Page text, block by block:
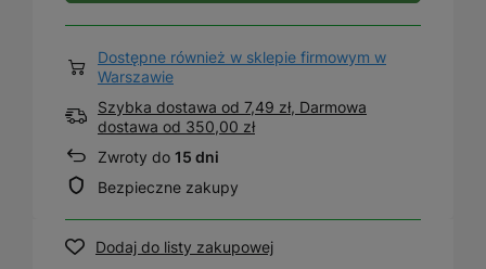
Dostępne również w sklepie firmowym w
Warszawie
Szybka dostawa od 7,49 zł, Darmowa
dostawa od 350,00 zł
Zwroty do 15 dni
Bezpieczne zakupy
Dodaj do listy zakupowej